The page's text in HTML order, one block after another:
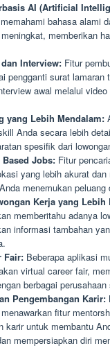
AI (Artificial
bahasa alami
memberikan
Interview: Fitur
pengganti surat lamaran
awal melalui
yang Lebih Mendalam:
Anda secara lebih
spesifik dari
Jobs: Fitur
yang lebih akurat
menemukan
Kerja yang Lebih
memberitahu adanya
informasi tambahan
Fair: Beberapa aplikasi
virtual career fair,
berbagai
Pengembangan Karir:
fitur
karir untuk membantu
mempersiapkan diri